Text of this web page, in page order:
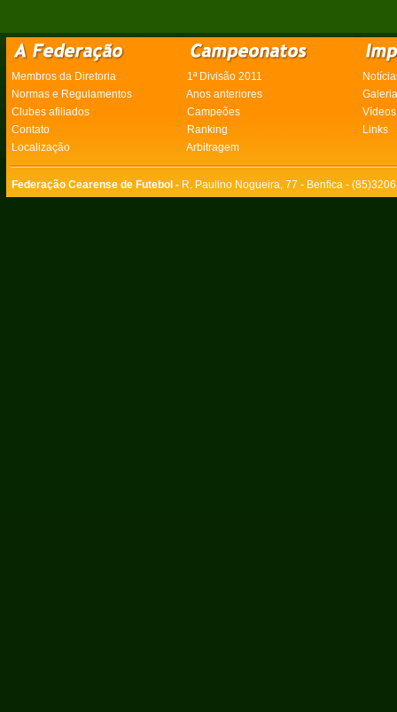
Membros da Diretoria 1ª Divisão 2011
Normas e Regulamentos
Anos anteriores
Clubes afiliados
Campeões
Vídeos
Contato
Ranking
Links
Localização
Arbitragem
Federação Cearense de Futebol - R. Paulino Nogueira, 77 - Benfica -